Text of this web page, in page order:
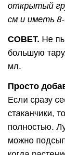
открытый
см и иметь
СОВЕТ. Не
большую
мл.
Просто
Если сразу
стаканчики,
полностью.
можно